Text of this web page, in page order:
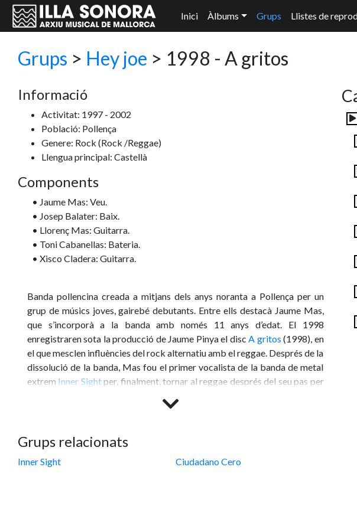
Inici Àlbums Grups Llistes de
Grups > Hey joe > 1998 - A gritos
Informació
Activitat: 1997 - 2002
Població: Pollença
Genere: Rock (Rock /Reggae)
Llengua principal: Castellà
Components
• Jaume Mas: Veu.
• Josep Balater: Baix.
• Llorenç Mas: Guitarra.
• Toni Cabanellas: Bateria.
• Xisco Cladera: Guitarra.
Banda pollencina creada a mitjans dels anys noranta a Pollença per un
grup de músics joves, gairebé debutants. Entre ells destacà Jaume Mas,
que s’incorporà a la banda amb només 11 anys d’edat. El 1998
enregistraren sota la producció de Jaume Pinya el discA gritos (1998), en
el que mesclen influències del rock alternatiu amb el reggae. Després de la
dissolució de la banda, Mas fou el primer vocalista de la banda de metal
extrem Inner Sightper, finalment, tornar al reggae després del seu pas per
Grups relacionats
Inner Sight Ciudadano Cero